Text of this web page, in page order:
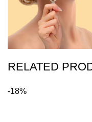
RELATED
-18%